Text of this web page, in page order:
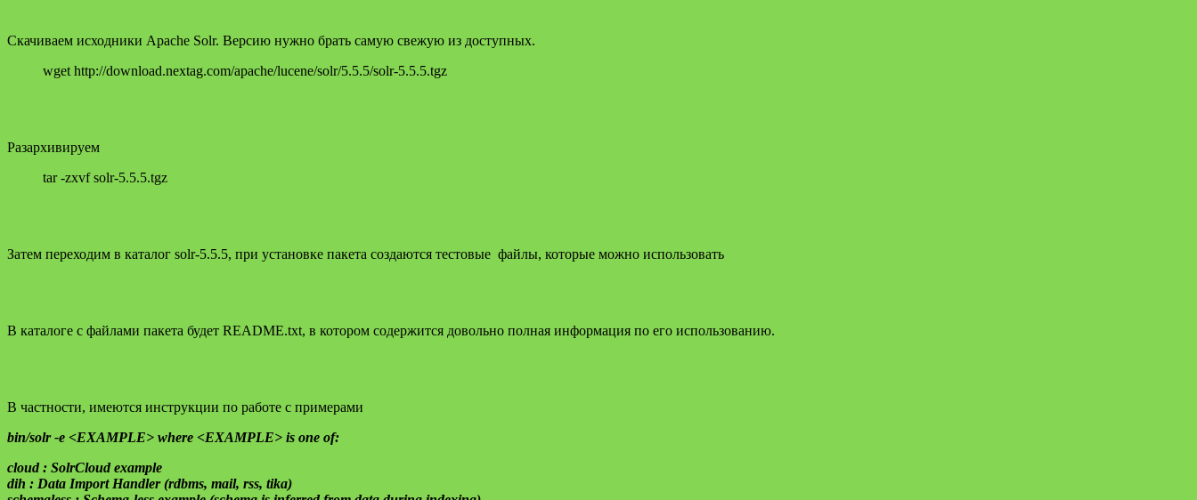
Скачиваем исходники Apache Solr. Версию нужно брать самую свежую из доступных.
wget http://download.nextag.com/apache/lucene/solr/5.5.5/solr-5.5.5.tgz
Разархивируем
tar -zxvfsolr-5.5.5.tgz
Затем переходим в каталог solr-5.5.5, при установке пакета создаются тестовые файлы, которые можно использовать
В каталоге с файлами пакета будет README.txt, в котором содержится довольно полная информация по его использованию.
В частности, имеются инструкции по работе с примерами
bin/solr -e <EXAMPLE> where <EXAMPLE> is one of:
cloud : SolrCloud example
dih : Data Import Handler (rdbms, mail, rss, tika)